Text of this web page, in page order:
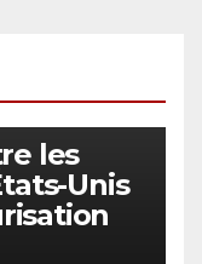
les
Unis